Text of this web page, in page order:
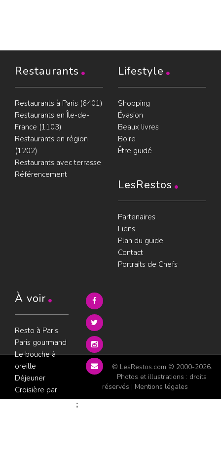
Restaurants
Restaurants à Paris (6401)
Restaurants en Île-de-
France (1103)
Restaurants en région
(1202)
Restaurants avec terrasse
Référencement
Lifestyle
Shopping
Évasion
Beaux livres
Boire
Être guidé
LesRestos
Partenaires
Liens
Plan du guide
Contact
Portraits de Chefs
À voir
Resto à Paris
Paris gourmand
Le bouche à
oreille
Déjeuner
Croisière par
ParisGourmand
© LesRestos.com © 2000-2026.
Photos et illustrations : droits
réservés | Mentions légales
;